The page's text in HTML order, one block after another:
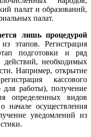
палат и образований,
палат.
лишь процедурой
этапов. Регистрация
подготовки и ряд
действий, необходимых
Например, открытие
кассового
для работы), получение
определенных видов
начале осуществления
уведомлений из